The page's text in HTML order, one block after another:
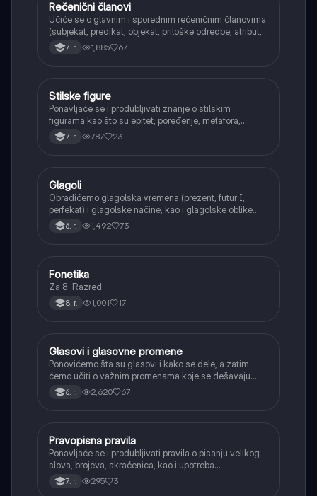
Srpski jezik
Rečenični članovi
Učiće se o glavnim i sporednim rečeničnim članovima
(subjekat, predikat, objekat, priloške odredbe, atribut,
apozicija) i njihovoj funkciji.
7. r. 1,885 67
Srpski jezik
Stilske figure
Ponavljaće se i produbljivati znanje o stilskim
figurama kao što su epitet, poređenje, metafora,
personifikacija, hiperbola, onomatopeja, aliteracija i
asonanca, razumevajući njihovu ulogu u tekstu.
7. r. 787 23
Srpski jezik
Glagoli
Obradićemo glagolska vremena (prezent, futur I,
perfekat) i glagolske načine, kao i glagolske oblike
(infinitiv, glagolski pridevi i prilozi) i glagolski vid
(svršeni i nesvršeni).
6. r. 1,492 73
Srpski jezik
Fonetika
Za 8. Razred
8. r. 1,001 17
Srpski jezik
Glasovi i glasovne promene
Ponovićemo šta su glasovi i kako se dele, a zatim
ćemo učiti o važnim promenama koje se dešavaju
kada se glasovi nađu jedan pored drugog u rečima
(npr. jednačenje suglasnika po zvučnosti i mestu
6. r. 2,620 67
Srpski jezik
Pravopisna pravila
Ponavljaće se i produbljivati pravila o pisanju velikog
slova, brojeva, skraćenica, kao i upotreba
interpunkcije, sa posebnim fokusom na zarez u
složenoj rečenici.
7. r. 295 3